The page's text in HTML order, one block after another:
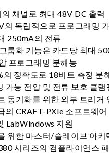
채널로 최대 48V DC 출력
의 독립적으로 프로그래밍
250mA의 전류
룹화 기능은 카드당 최대
프로그래밍 분해능
의 정확도로 18비트 측정 분
가능 전압 및 전류 보호 클램
동기화를 위한 외부 트리거
의 CRAFT-PXIe 소프트웨어
LabWindows 지원
위한 마스터/슬레이브 아키
시리즈의 컴플라이언스